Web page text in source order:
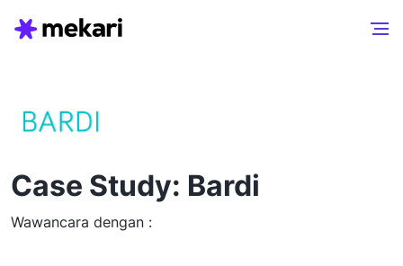
Case Study: Bardi
Wawancara dengan :